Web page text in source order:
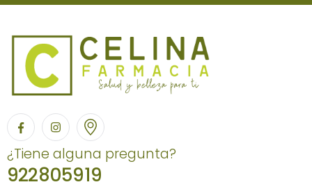
¿Tiene alguna pregunta?
922805919